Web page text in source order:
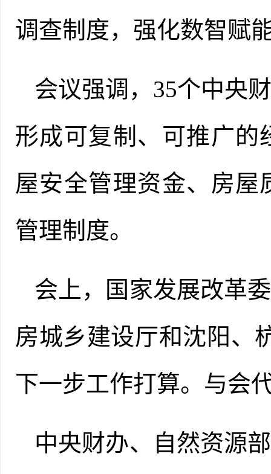
调查制度，强化数智赋
会议强调，35个中央
形成可复制、可推广的
屋安全管理资金、房
管理制度。
会上，国家发展改革
房城乡建设厅和沈阳、
下一步工作打算。与会
中央财办、自然资源